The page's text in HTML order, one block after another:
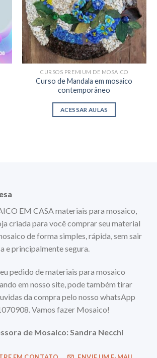
CURSOS PREMIUM DE MOSAICO
Curso de Mandala em mosaico
contemporâneo
ACESSAR AULAS
EM CASA materiais para mosaico,
criada para você comprar seu material
de forma simples, rápida, sem sair
e principalmente segura.
pedido de materiais para mosaico
em nosso site, pode também tirar
da compra pelo nosso whatsApp
Vamos fazer Mosaico!
de Mosaico: Sandra Necchi